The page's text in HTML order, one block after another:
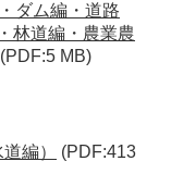
ダム編・道路
林道編・農業農
(PDF:5 MB)
編）
(PDF:413